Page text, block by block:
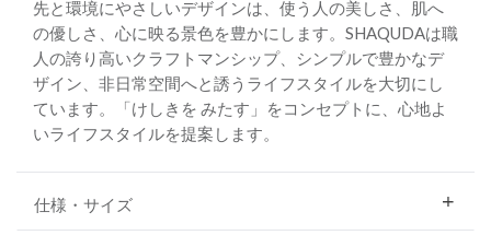
先と環境にやさしいデザインは、使う人の美しさ、肌へ
の優しさ、心に映る景色を豊かにします。SHAQUDAは職
人の誇り高いクラフトマンシップ、シンプルで豊かなデ
ザイン、非日常空間へと誘うライフスタイルを大切にし
ています。「けしきを みたす」をコンセプトに、心地よ
いライフスタイルを提案します。
仕様・サイズ